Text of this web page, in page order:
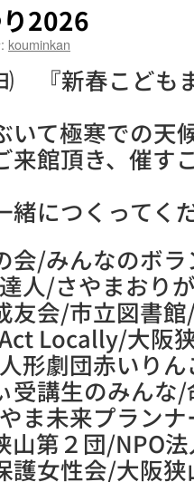
2026
kouminkan
『新春こども
いて極寒での天
来館頂き、催す
緒につくってく
会/みんなのボ
人/さやまおり
友会/市立図書
Locally/大阪
形劇団赤いり
受講生のみんな
ま未来プラン
山第２団/NPO
護女性会/大阪